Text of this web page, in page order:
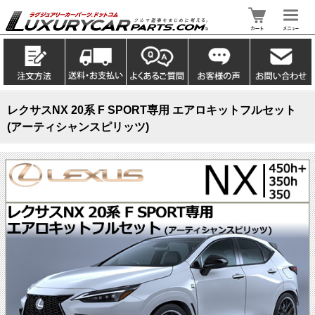
レクサスNX 20系 F SPORT専用 エアロキットフルセット
(アーティシャンスピリッツ)